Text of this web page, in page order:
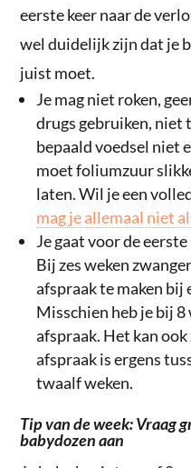
eerste keer naar de
wel duidelijk zijn dat je
juist moet.
Je mag niet roken,
drugs gebruiken, niet
bepaald voedsel niet
moet foliumzuur
laten. Wil je een
mag je allemaal niet
Je gaat voor de
Bij zes weken
afspraak te maken
Misschien heb je bij 8
afspraak. Het kan
afspraak is ergens
twaalf weken.
Tip van de week: Vraag
babydozen aan